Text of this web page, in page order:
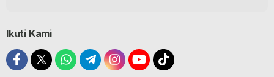
Ikuti Kami